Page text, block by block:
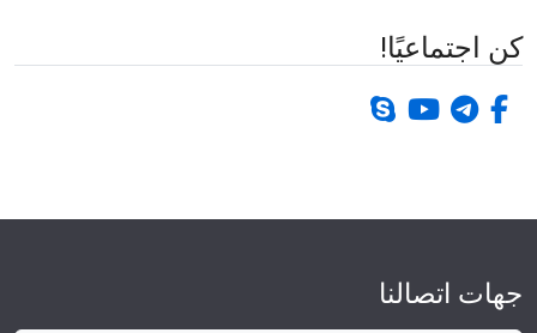
كن اجتماعيًا!
فيس بوك-ف
برقيةيوتيوبسكايب
جهات اتصالنا